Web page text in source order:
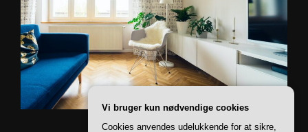
Vi bruger kun nødvendige cookies
Cookies anvendes udelukkende for at sikre,